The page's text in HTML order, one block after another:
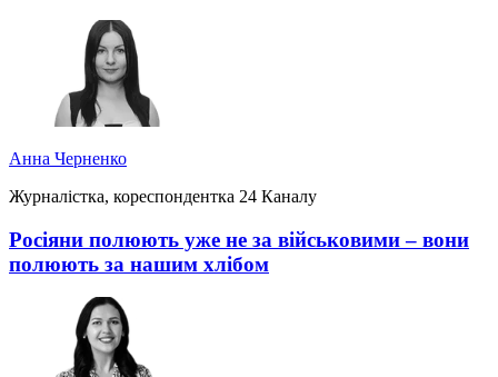
Анна Черненко
Журналістка, кореспондентка 24 Каналу
Росіяни полюють уже не за військовими – вони
полюють за нашим хлібом